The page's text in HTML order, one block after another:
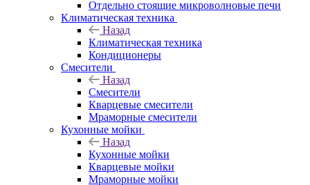
Отдельно стоящие микроволновые печи
Климатическая техника
Назад
Климатическая техника
Кондиционеры
Смесители
Назад
Смесители
Кварцевые смесители
Мраморные смесители
Кухонные мойки
Назад
Кухонные мойки
Кварцевые мойки
Мраморные мойки